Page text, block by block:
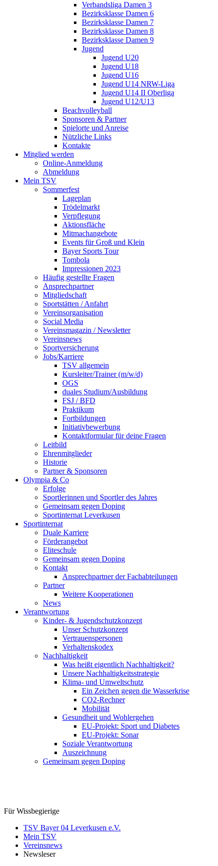
Verbandsliga Damen 3
Bezirksklasse Damen 6
Bezirksklasse Damen 7
Bezirksklasse Damen 8
Bezirksklasse Damen 9
Jugend
Jugend U20
Jugend U18
Jugend U16
Jugend U14 NRW-Liga
Jugend U14 II Oberliga
Jugend U12/U13
Beachvolleyball
Sponsoren & Partner
Spielorte und Anreise
Nützliche Links
Kontakte
Mitglied werden
Online-Anmeldung
Abmeldung
Mein TSV
Sommerfest
Lageplan
Trödelmarkt
Verpflegung
Aktionsfläche
Mitmachangebote
Events für Groß und Klein
Bayer Sports Tour
Tombola
Impressionen 2023
Häufig gestellte Fragen
Ansprechpartner
Mitgliedschaft
Sportstätten / Anfahrt
Vereinsorganisation
Social Media
Vereinsmagazin / Newsletter
Vereinsnews
Sportversicherung
Jobs/Karriere
TSV allgemein
Kursleiter/Trainer (m/w/d)
OGS
duales Studium/Ausbildung
FSJ / BFD
Praktikum
Fortbildungen
Initiativbewerbung
Kontaktformular für deine Fragen
Leitbild
Ehrenmitglieder
Historie
Partner & Sponsoren
Olympia & Co
Erfolge
Sportlerinnen und Sportler des Jahres
Gemeinsam gegen Doping
Sportinternat Leverkusen
Sportinternat
Duale Karriere
Förderangebot
Eliteschule
Gemeinsam gegen Doping
Kontakt
Ansprechpartner der Fachabteilungen
Partner
Weitere Kooperationen
News
Verantwortung
Kinder- & Jugendschutzkonzept
Unser Schutzkonzept
Vertrauenspersonen
Verhaltenskodex
Nachhaltigkeit
Was heißt eigentlich Nachhaltigkeit?
Unsere Nachhaltigkeitsstrategie
Klima- und Umweltschutz
Ein Zeichen gegen die Wasserkrise
CO2-Rechner
Mobilität
Gesundheit und Wohlergehen
EU-Projekt: Sport und Diabetes
EU-Projekt: Sonar
Soziale Verantwortung
Auszeichnung
Gemeinsam gegen Doping
Für Wissbegierige
TSV Bayer 04 Leverkusen e.V.
Mein TSV
Vereinsnews
Newsleser